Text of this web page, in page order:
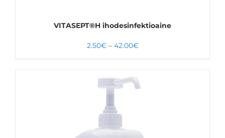
VITASEPT®H ihodesinfektioaine
2.50€ – 42.00€Hintaluokka: